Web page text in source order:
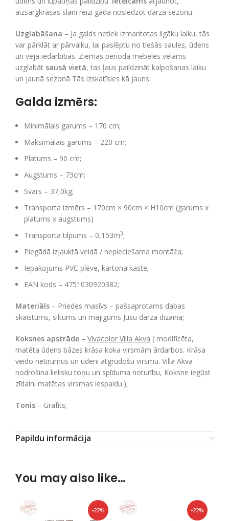
aizsargkrāsas slāni reizi gadā noslēdzot dārza sezonu.
Uzglabāšana – Ja galds netiek izmantotas ilgāku laiku, tās
var pārklāt ar pārvalku, lai paslēptu no tiešās saules, ūdens
un vēja iedarbības. Ziemas periodā mēbeles vēlams
uzglabāt sausā vietā, tas ļaus paildzināt kalpošanas laiku
un jaunā sezonā Tās izskatīsies kā jauns.
Galda izmērs:
Minimālais garums – 170 cm;
Maksimālais garums – 220 cm;
Platums – 90 cm;
Augstums – 73cm;
Svars – 37,0kg;
Transporta izmērs – 170cm × 90cm × H10cm (garums x
platums x augstums)
Transporta tilpums – 0,153m3;
Piegādā izjauktā veidā / nepieciešama montāža;
Iepakojums PVC plēve, kartona kaste;
EAN kods – 4751030920382;
Materiāls – Priedes masīvs – pašsaprotams dabas
skaistums, siltums un mājīgums Jūsu dārza dizainā;
Koksnes apstrāde – Vivacolor Villa Akva ( modificēta,
matēta ūdens bāzes krāsa koka virsmām ārdarbos. Krāsa
veido netīrumus un ūdeni atgrūdošu virsmu. Villa Akva
nodrošina lielisku toņu un spīduma noturību, Koksne iegūst
zīdaini matētas virsmas iespaidu.);
Tonis – Grafīts;
Papildu informācija
You may also like…
-22% -22%